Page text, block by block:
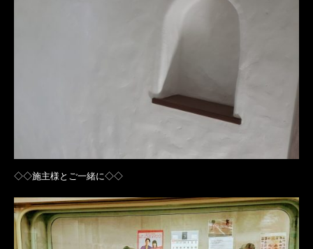
◇◇施主様とご一緒に◇◇